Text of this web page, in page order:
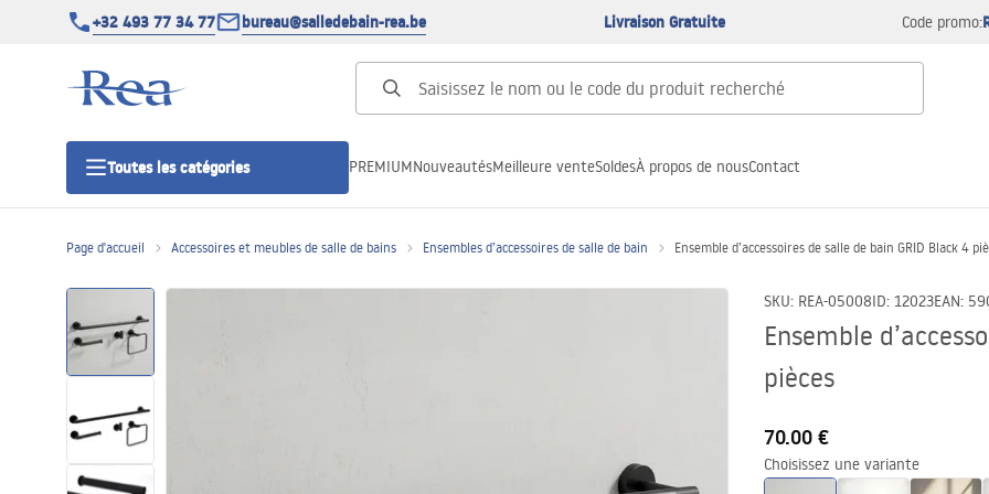
+32 493 77 34 77 bureau@salledebain-rea.be Livraison Gratuite Code promo:
Toutes les catégories
Portes de douche
Caniveaux de douche
PREMIUMNouveautésMeilleure venteSoldesÀ propos de nousContact
Page d'accueil Accessoires et meubles de salle de bains Ensembles d’accessoires de salle de bain Ensemble d’accessoires de salle de bain GRID Black 4
SKU: REA-05008ID: 12023EAN:
Ensemble
pièces
70.00 €
Choisissez une variante